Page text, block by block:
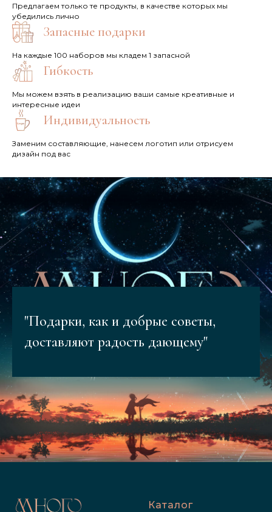
Предлагаем только те продукты, в качестве которых мы
убедились лично
Запасные подарки
На каждые 100 наборов мы кладем 1 запасной
Гибкость
Мы можем взять в реализацию ваши самые креативные и
интересные идеи
Индивидуальность
Заменим составляющие, нанесем логотип или отрисуем
дизайн под вас
"Подарки, как и добрые советы,
доставляют радость дающему"
Каталог